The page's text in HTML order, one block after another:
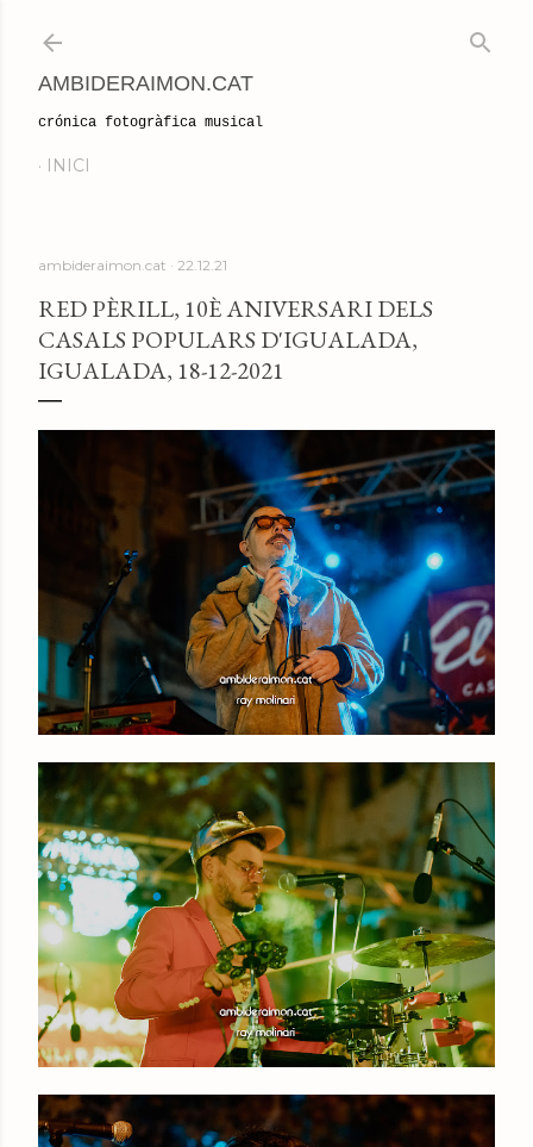
AMBIDERAIMON.CAT
crónica fotogràfica musical
INICI
ambideraimon.cat 22.12.21
RED PÈRILL, 10È ANIVERSARI DELS
CASALS POPULARS D'IGUALADA,
IGUALADA, 18-12-2021